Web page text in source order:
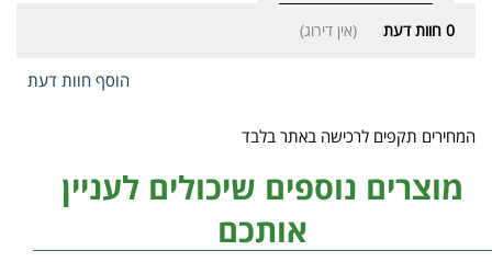
0 חוות דעת (אין דירוג)
הוסף חוות דעת
המחירים תקפים לרכישה באתר בלבד
מוצרים נוספים שיכולים לעניין
אותכם